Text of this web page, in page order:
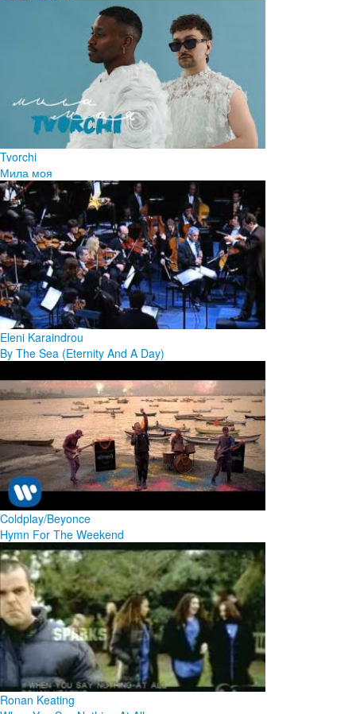
Tvorchi
Мила моя
Eleni Karaindrou
By The Sea (Eternity And A Day)
Coldplay/Beyonce
Hymn For The Weekend
Ronan Keating